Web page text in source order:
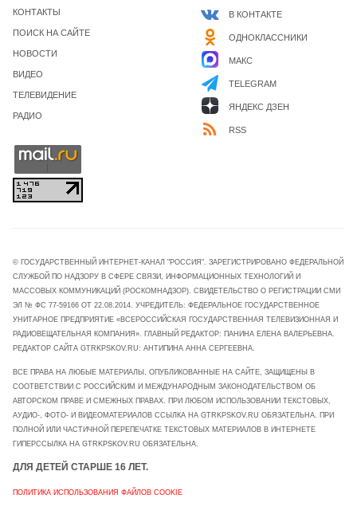
КОНТАКТЫ
ПОИСК НА САЙТЕ
НОВОСТИ
ВИДЕО
ТЕЛЕВИДЕНИЕ
РАДИО
В КОНТАКТЕ
ОДНОКЛАССНИКИ
МАКС
TELEGRAM
ЯНДЕКС ДЗЕН
RSS
© ГОСУДАРСТВЕННЫЙ ИНТЕРНЕТ-КАНАЛ "РОССИЯ". ЗАРЕГИСТРИРОВАНО ФЕДЕРАЛЬНОЙ
СЛУЖБОЙ ПО НАДЗОРУ В СФЕРЕ СВЯЗИ, ИНФОРМАЦИОННЫХ ТЕХНОЛОГИЙ И
МАССОВЫХ КОММУНИКАЦИЙ (РОСКОМНАДЗОР). СВИДЕТЕЛЬСТВО О РЕГИСТРАЦИИ СМИ
ЭЛ № ФС 77-59166 ОТ 22.08.2014. УЧРЕДИТЕЛЬ: ФЕДЕРАЛЬНОЕ ГОСУДАРСТВЕННОЕ
УНИТАРНОЕ ПРЕДПРИЯТИЕ «ВСЕРОССИЙСКАЯ ГОСУДАРСТВЕННАЯ ТЕЛЕВИЗИОННАЯ И
РАДИОВЕЩАТЕЛЬНАЯ КОМПАНИЯ». ГЛАВНЫЙ РЕДАКТОР: ПАНИНА ЕЛЕНА ВАЛЕРЬЕВНА.
РЕДАКТОР САЙТА GTRKPSKOV.RU: АНТИПИНА АННА СЕРГЕЕВНА.
ВСЕ ПРАВА НА ЛЮБЫЕ МАТЕРИАЛЫ, ОПУБЛИКОВАННЫЕ НА САЙТЕ, ЗАЩИЩЕНЫ В
СООТВЕТСТВИИ С РОССИЙСКИМ И МЕЖДУНАРОДНЫМ ЗАКОНОДАТЕЛЬСТВОМ ОБ
АВТОРСКОМ ПРАВЕ И СМЕЖНЫХ ПРАВАХ. ПРИ ЛЮБОМ ИСПОЛЬЗОВАНИИ ТЕКСТОВЫХ,
АУДИО-, ФОТО- И ВИДЕОМАТЕРИАЛОВ ССЫЛКА НА GTRKPSKOV.RU ОБЯЗАТЕЛЬНА. ПРИ
ПОЛНОЙ ИЛИ ЧАСТИЧНОЙ ПЕРЕПЕЧАТКЕ ТЕКСТОВЫХ МАТЕРИАЛОВ В ИНТЕРНЕТЕ
ГИПЕРССЫЛКА НА GTRKPSKOV.RU ОБЯЗАТЕЛЬНА.
ДЛЯ ДЕТЕЙ СТАРШЕ 16 ЛЕТ.
ПОЛИТИКА ИСПОЛЬЗОВАНИЯ ФАЙЛОВ COOKIE